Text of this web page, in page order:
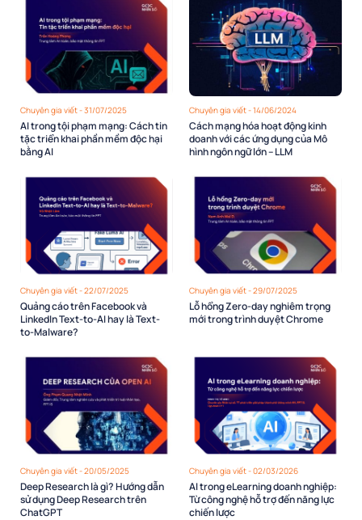
Chuyên gia viết - 31/07/2025
AI trong tội phạm mạng: Cách tin
tặc triển khai phần mềm độc hại
bằng AI
Chuyên gia viết - 14/06/2024
Cách mạng hóa hoạt động kinh
doanh với các ứng dụng của Mô
hình ngôn ngữ lớn – LLM
Chuyên gia viết - 22/07/2025
Quảng cáo trên Facebook và
LinkedIn Text-to-AI hay là Text-
to-Malware?
Chuyên gia viết - 29/07/2025
Lỗ hổng Zero-day nghiêm trọng
mới trong trình duyệt Chrome
Chuyên gia viết - 20/05/2025
Deep Research là gì? Hướng dẫn
sử dụng Deep Research trên
ChatGPT
Chuyên gia viết - 02/03/2026
AI trong eLearning doanh nghiệp:
Từ công nghệ hỗ trợ đến năng lực
chiến lược